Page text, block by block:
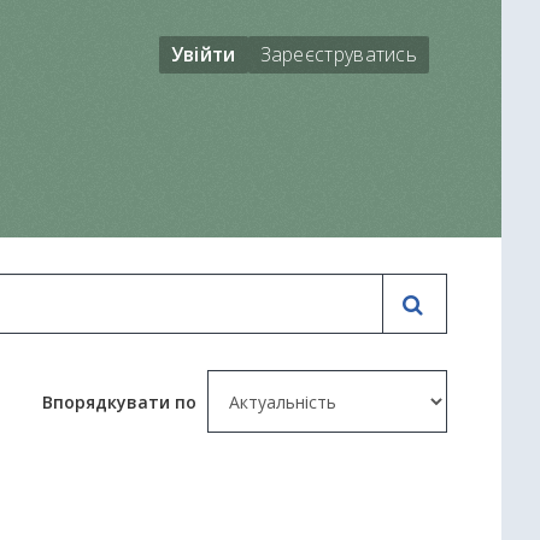
Увійти Зареєструватись
Впорядкувати по